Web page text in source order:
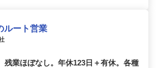
ルート営業
残業ほぼなし。年休123日＋有休。各種